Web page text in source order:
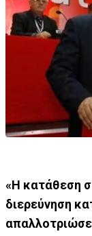
«Η κατάθεση
διερεύνηση